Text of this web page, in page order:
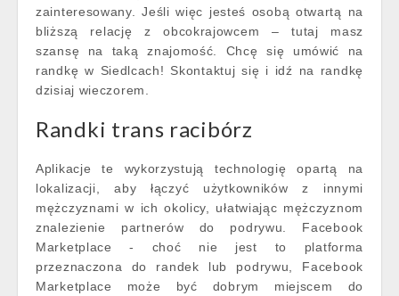
zainteresowany. Jeśli więc jesteś osobą otwartą na
bliższą relację z obcokrajowcem – tutaj masz
szansę na taką znajomość. Chcę się umówić na
randkę w Siedlcach! Skontaktuj się i idź na randkę
dzisiaj wieczorem.
Randki trans racibórz
Aplikacje te wykorzystują technologię opartą na
lokalizacji, aby łączyć użytkowników z innymi
mężczyznami w ich okolicy, ułatwiając mężczyznom
znalezienie partnerów do podrywu. Facebook
Marketplace - choć nie jest to platforma
przeznaczona do randek lub podrywu, Facebook
Marketplace może być dobrym miejscem do